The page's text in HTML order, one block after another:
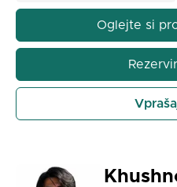
Oglejte si